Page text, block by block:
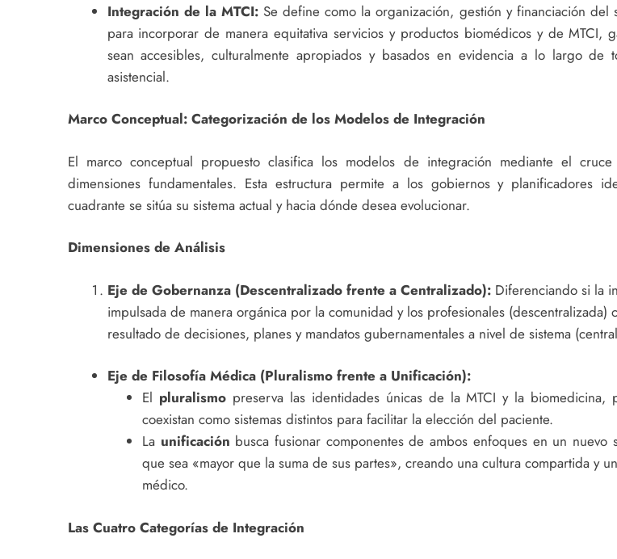
Integración de la MTCI:Se define como la organización, gestión y financiación del
para incorporar de manera equitativa servicios y productos biomédicos y de MTCI,
sean accesibles, culturalmente apropiados y basados en evidencia a lo largo de
asistencial.
Marco Conceptual: Categorización de los Modelos de Integración
El marco conceptual propuesto clasifica los modelos de integración mediante el
dimensiones fundamentales. Esta estructura permite a los gobiernos y planificadores
cuadrante se sitúa su sistema actual y hacia dónde desea evolucionar.
Dimensiones de Análisis
Eje de Gobernanza (Descentralizado frente a Centralizado):Diferenciando si la
impulsada de manera orgánica por la comunidad y los profesionales (descentralizada)
resultado de decisiones, planes y mandatos gubernamentales a nivel de sistema
Eje de Filosofía Médica (Pluralismo frente a Unificación):
El pluralismopreserva las identidades únicas de la MTCI y la biomedicina,
coexistan como sistemas distintos para facilitar la elección del paciente.
La unificación busca fusionar componentes de ambos enfoques en un nuevo
que sea «mayor que la suma de sus partes», creando una cultura compartida y
médico.
Las Cuatro Categorías de Integración